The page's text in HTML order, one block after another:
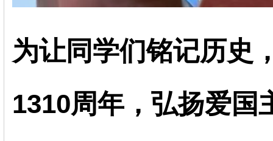
为让同学们铭记历史
1310周年，弘扬爱国